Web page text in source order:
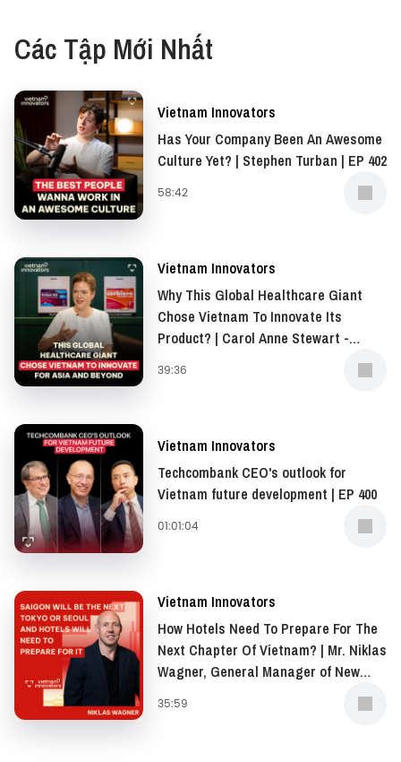
also nurturing life skills and providing career
environments.Join host Hao Tran in a conversation
with Founder and CEO, KOTO - Jimmy Pham, as he
shares the journey of building the organization and
his insights on vocational training and career
development.
Listen to this episode on YouTube
And explore many amazing articles about the
pioneers at: https://vietcetera.com/vn/bo-suu-
tap/vietnam-innovator
Feel free to leave any questions or invitations for
business cooperation athello@vni-digest.com
Các Tập Mới Nhất
Vietnam Innovators
Has Your Company Been An Awesome
Culture Yet? | Stephen Turban | EP 402
58:42
Vietnam Innovators
Why This Global Healthcare Giant
Chose Vietnam To Innovate Its
Product? | Carol Anne Stewart -
East, and Africa (AMEA), Opella | EP
39:36
Vietnam Innovators
Techcombank CEO's outlook for
Vietnam future development | EP 400
01:01:04
Vietnam Innovators
How Hotels Need To Prepare For The
Next Chapter Of Vietnam? | Mr. Niklas
Wagner, General Manager of New
35:59